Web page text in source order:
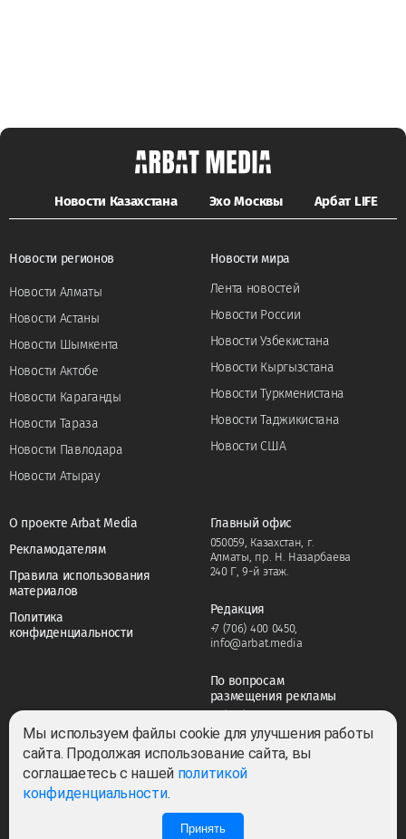
Новости Казахстана Эхо Москвы Арбат LIFE
Новости регионов
Новости Алматы
Новости Астаны
Новости Шымкента
Новости Актобе
Новости Караганды
Новости Тараза
Новости Павлодара
Новости Атырау
Новости мира
Лента новостей
Новости России
Новости Узбекистана
Новости Кыргызстана
Новости Туркменистана
Новости Таджикистана
Новости США
О проекте Arbat Media
Рекламодателям
Правила использования
материалов
Политика
конфиденциальности
Главный офис
050059, Казахстан, г.
Алматы, пр. Н. Назарбаева
240 Г, 9-й этаж.
Редакция
+7 (706) 400 0450,
info@arbat.media
По вопросам
размещения рекламы
adv@arbat.media
Мы используем файлы cookie для улучшения работы
сайта. Продолжая использование сайта, вы
соглашаетесь с нашей политикой
конфиденциальности.
Принять